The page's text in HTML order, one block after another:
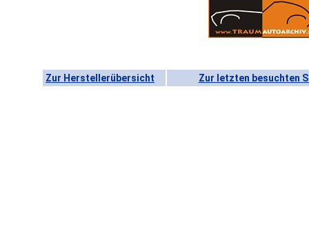
Zur Herstellerübersicht Zur letzten besuchten